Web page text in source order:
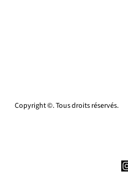
Copyright ©. Tous droits réservés.